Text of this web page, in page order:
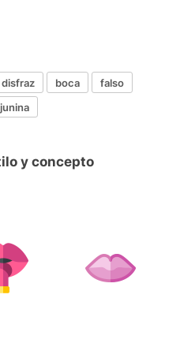
disfraz boca
falso
y concepto